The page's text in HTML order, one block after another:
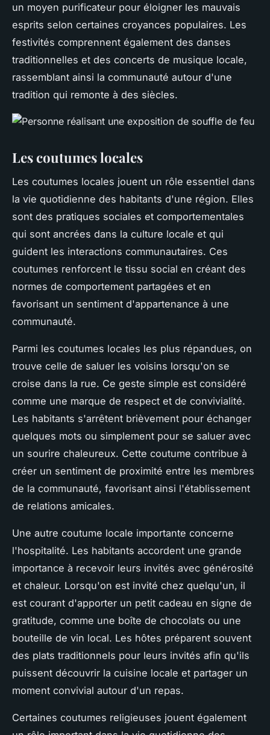
un moyen purificateur pour éloigner les mauvais
esprits selon certaines croyances populaires. Les
festivités comprennent également des danses
traditionnelles et des concerts de musique locale,
rassemblant ainsi la communauté autour d'une
tradition qui remonte à des siècles.
Les coutumes locales
Les coutumes locales jouent un rôle essentiel dans
la vie quotidienne des habitants d'une région. Elles
sont des pratiques sociales et comportementales
qui sont ancrées dans la culture locale et qui
guident les interactions communautaires. Ces
coutumes renforcent le tissu social en créant des
normes de comportement partagées et en
favorisant un sentiment d'appartenance à une
communauté.
Parmi les coutumes locales les plus répandues, on
trouve celle de saluer les voisins lorsqu'on se
croise dans la rue. Ce geste simple est considéré
comme une marque de respect et de convivialité.
Les habitants s'arrêtent brièvement pour échanger
quelques mots ou simplement pour se saluer avec
un sourire chaleureux. Cette coutume contribue à
créer un sentiment de proximité entre les membres
de la communauté, favorisant ainsi l'établissement
de relations amicales.
Une autre coutume locale importante concerne
l'hospitalité. Les habitants accordent une grande
importance à recevoir leurs invités avec générosité
et chaleur. Lorsqu'on est invité chez quelqu'un, il
est courant d'apporter un petit cadeau en signe de
gratitude, comme une boîte de chocolats ou une
bouteille de vin local. Les hôtes préparent souvent
des plats traditionnels pour leurs invités afin qu'ils
puissent découvrir la cuisine locale et partager un
moment convivial autour d'un repas.
Certaines coutumes religieuses jouent également